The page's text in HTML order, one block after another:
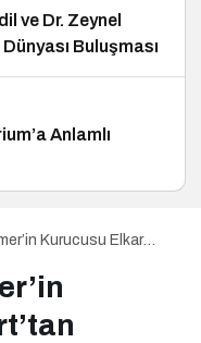
ve Dr. Zeynel
Buluşması
Anlamlı
Kurucusu Elkar
Yatırım